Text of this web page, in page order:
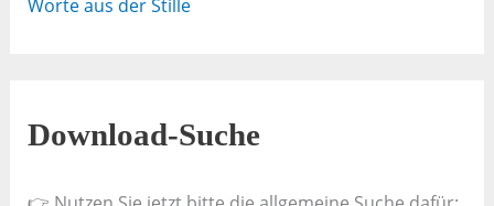
Worte aus der Stille
Download-Suche